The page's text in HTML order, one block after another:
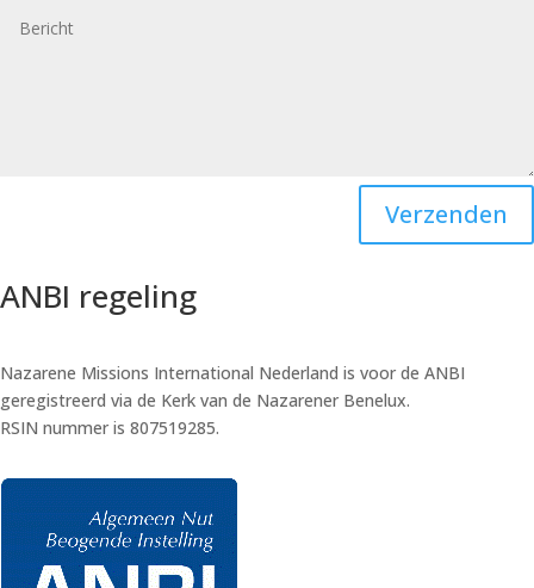
Verzenden
ANBI regeling
Nazarene Missions International Nederland is voor de ANBI
geregistreerd via de Kerk van de Nazarener Benelux.
RSIN nummer is 807519285.